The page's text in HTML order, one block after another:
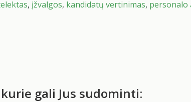
, įžvalgos, kandidatų vertinimas, personalo
gali Jus sudominti: